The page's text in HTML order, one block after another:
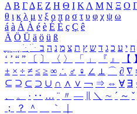
Α Β ΓΔ Ε Ζ Η Θ Ι ΚΛ Μ Ν Ξ Ο
θ ι κ λ μ ν ξ ο π ρ σ τ υ φ χ ψ ω
á à Á À é è É È ç Ç ê
Ä Ö Ü ä ö ü ß
ִֶֹ ֻּ ׁׂ ח י ע כ ג ד ש ץ ת צ מ נ ה ב
‘ ’ “ ” 〔 〕 〈 〉 「 」 『 』 【
± × ÷ ≠ ≤ ≥ ∞ ∴ ♂ ♀ ∠ ⊥ ⌒ ∂ ∇
⊆ ⊇ ⊂ ⊃ ∪ ∩ ∧ ∨ ￢ ⇒ ⇔ ∀ ∃
、
。 · ‥ … ¨ 〃 ― ＼ ∼ ´ ～ ˇ
；
？ ＾ ｀